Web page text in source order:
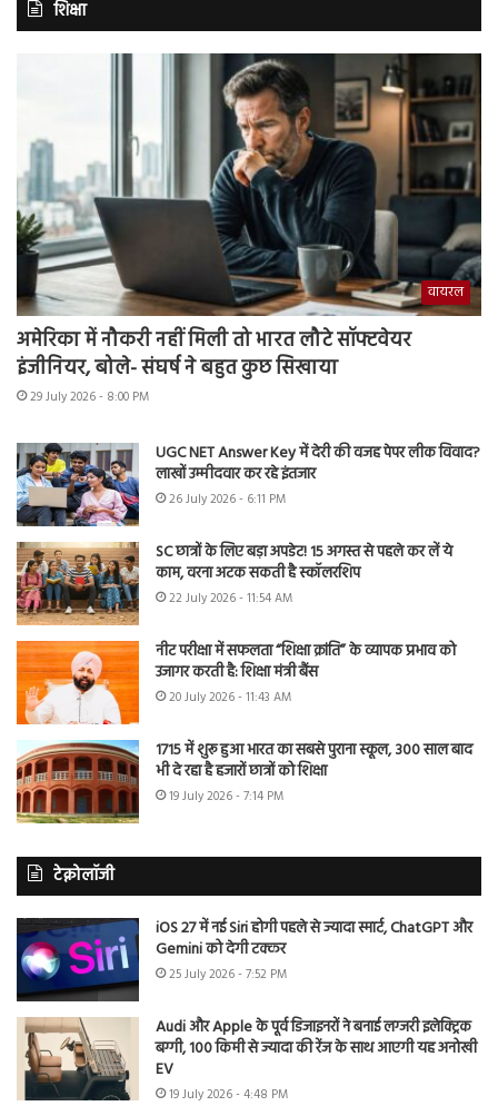
शिक्षा
वायरल
अमेरिका में नौकरी नहीं मिली तो भारत लौटे सॉफ्टवेयर
इंजीनियर, बोले- संघर्ष ने बहुत कुछ सिखाया
29 July 2026 - 8:00 PM
UGC NET Answer Key में देरी की वजह पेपर लीक विवाद?
लाखों उम्मीदवार कर रहे इंतजार
26 July 2026 - 6:11 PM
SC छात्रों के लिए बड़ा अपडेट! 15 अगस्त से पहले कर लें ये
काम, वरना अटक सकती है स्कॉलरशिप
22 July 2026 - 11:54 AM
नीट परीक्षा में सफलता “शिक्षा क्रांति” के व्यापक प्रभाव को
उजागर करती है: शिक्षा मंत्री बैंस
20 July 2026 - 11:43 AM
1715 में शुरू हुआ भारत का सबसे पुराना स्कूल, 300 साल बाद
भी दे रहा है हजारों छात्रों को शिक्षा
19 July 2026 - 7:14 PM
टेक्नोलॉजी
iOS 27 में नई Siri होगी पहले से ज्यादा स्मार्ट, ChatGPT और
Gemini को देगी टक्कर
25 July 2026 - 7:52 PM
Audi और Apple के पूर्व डिजाइनरों ने बनाई लग्जरी इलेक्ट्रिक
बग्गी, 100 किमी से ज्यादा की रेंज के साथ आएगी यह अनोखी
EV
19 July 2026 - 4:48 PM